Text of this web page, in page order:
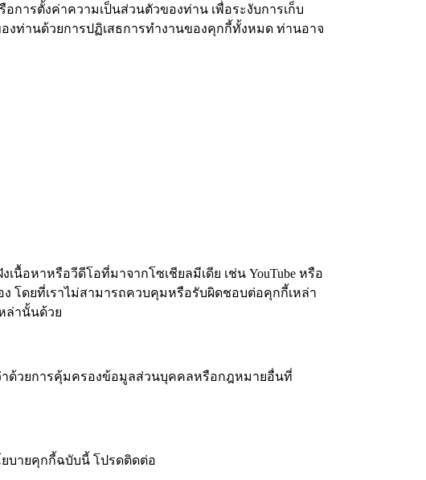
การตั้งค่าความเป็นส่วนตัวของท่าน เพื่อระงับการเก็บ
งท่านด้วยการปฏิเสธการทำงานของคุกกี้ทั้งหมด ท่านอาจ
นื้อหาหรือวีดีโอที่มาจากโซเชียลมีเดีย เช่น YouTube หรือ
โดยที่เราไม่สามารถควบคุมหรือรับผิดชอบต่อคุกกี้เหล่า
ล่านั้นด้วย
าด้วยการคุ้มครองข้อมูลส่วนบุคคลหรือกฎหมายอื่นที่
บายคุกกี้ฉบับนี้ โปรดติดต่อ